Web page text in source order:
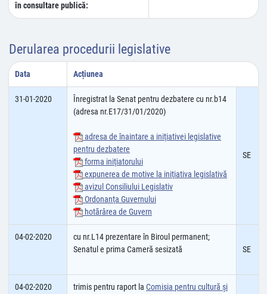
în consultare publică:
Derularea procedurii legislative
Data Acțiunea
31-01-2020
Înregistrat la Senat pentru dezbatere cu nr.b14
(adresa nr.E17/31/01/2020)
adresa de înaintare a iniţiativei legislative
pentru dezbatere
forma iniţiatorului
expunerea de motive la iniţiativa legislativă
avizul Consiliului Legislativ
Ordonanţa Guvernului
hotărârea de Guvern
SE
04-02-2020
cu nr.L14 prezentare în Biroul permanent;
Senatul e prima Cameră sesizată
SE
04-02-2020 trimis pentru raport la Comisia pentru cultură şi